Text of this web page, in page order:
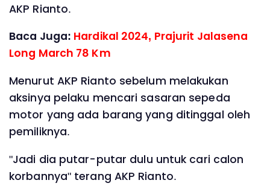
AKP Rianto.
Baca Juga: Hardikal 2024, Prajurit Jalasena
Long March 78 Km
Menurut AKP Rianto sebelum melakukan
aksinya pelaku mencari sasaran sepeda
motor yang ada barang yang ditinggal oleh
pemiliknya.
"Jadi dia putar-putar dulu untuk cari calon
korbannya" terang AKP Rianto.